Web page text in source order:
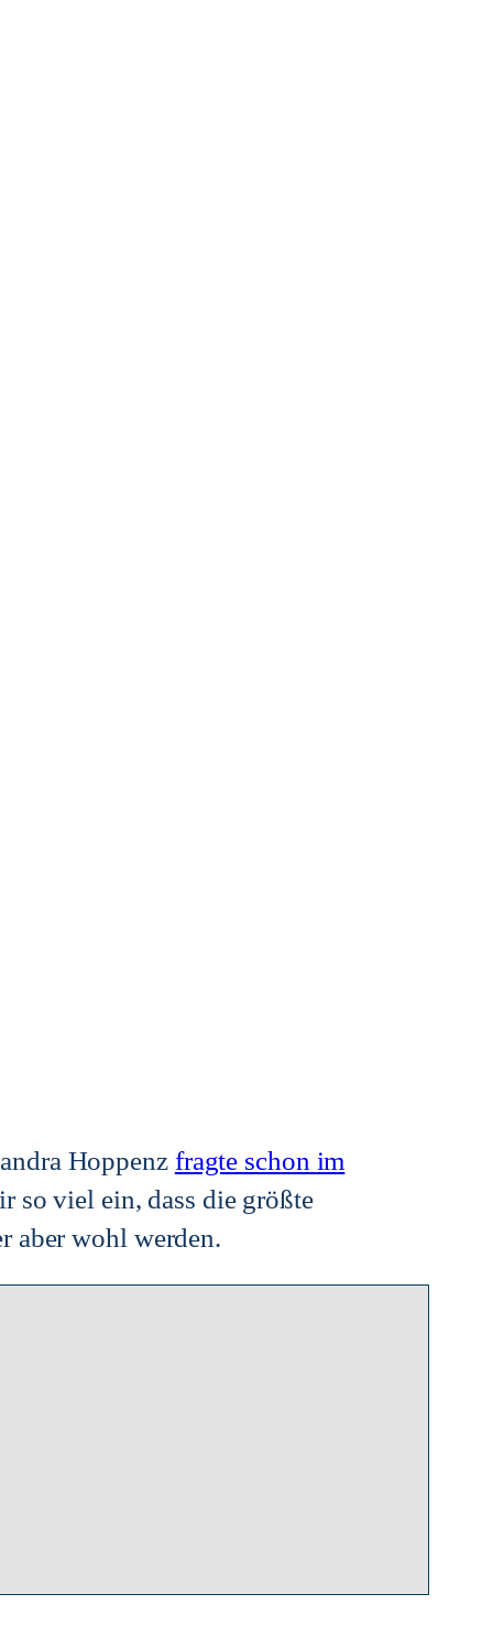
Hoppenz fragte schon im
so viel ein, dass die größte
aber wohl werden.